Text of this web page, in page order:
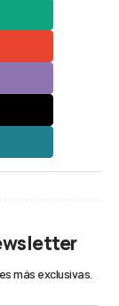
más exclusivas.